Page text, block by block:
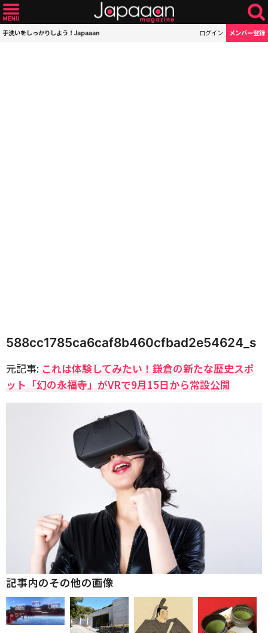
手洗いをしっかりしよう！Japaaan ログイン メンバー登録
588cc1785ca6caf8b460cfbad2e54624_s
元記事: これは体験してみたい！鎌倉の新たな歴史スポ
ット「幻の永福寺」がVRで9月15日から常設公開
記事内のその他の画像